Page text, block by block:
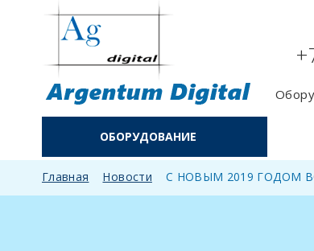
ОБОРУДОВАНИЕ
Главная Новости С НОВЫМ 2019 ГОДОМ